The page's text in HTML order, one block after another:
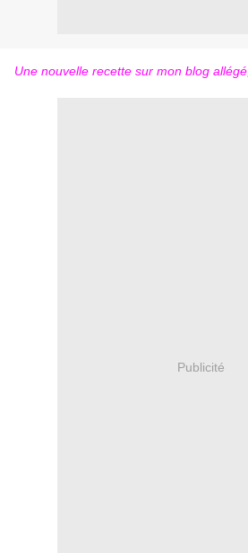
Une nouvelle recette sur mon blog allégé,
Publicité